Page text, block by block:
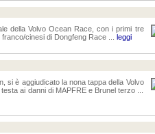
della Volvo Ocean Race, con i primi tre
cinesi di Dongfeng Race ... leggi
si è aggiudicato la nona tappa della Volvo
ai danni di MAPFRE e Brunel terzo ...